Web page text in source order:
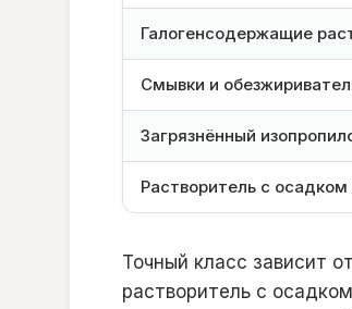
Галогенсодержащие
Смывки и
Загрязнённый
Растворитель с осадком
Точный класс зависит
растворитель с